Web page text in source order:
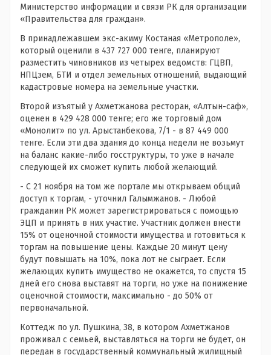
Министерство информации и связи РК для организации
«Правительства для граждан».
В принадлежавшем экс-акиму Костаная «Метрополе»,
который оценили в 437 727 000 тенге, планируют
разместить чиновников из четырех ведомств: ГЦВП,
НПЦзем, БТИ и отдел земельных отношений, выдающий
кадастровые номера на земельные участки.
Второй изъятый у Ахметжанова ресторан, «Алтын-саф»,
оценен в 429 428 000 тенге; его же торговый дом
«Монолит» по ул. Арыстанбекова, 7/1 - в 87 449 000
тенге. Если эти два здания до конца недели не возьмут
на баланс какие-либо госструктуры, то уже в начале
следующей их сможет купить любой желающий.
- С 21 ноября на том же портале мы открываем общий
доступ к торгам, - уточнил Галымжанов. - Любой
гражданин РК может зарегистрироваться с помощью
ЭЦП и принять в них участие. Участник должен внести
15% от оценочной стоимости имущества и готовиться к
торгам на повышение цены. Каждые 20 минут цену
будут повышать на 10%, пока лот не сыграет. Если
желающих купить имущество не окажется, то спустя 15
дней его снова выставят на торги, но уже на понижение
оценочной стоимости, максимально - до 50% от
первоначальной.
Коттедж по ул. Пушкина, 38, в котором Ахметжанов
проживал с семьей, выставляться на торги не будет, он
передан в государственный коммунальный жилищный